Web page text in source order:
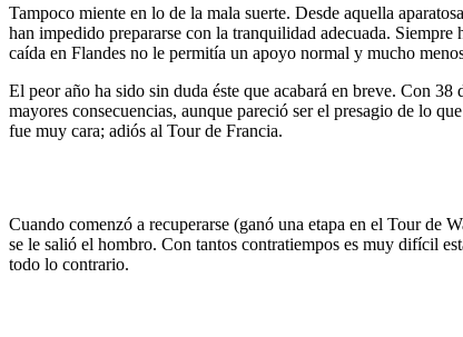
Tampoco miente en lo de la mala suerte. Desde aquella
han impedido prepararse con la tranquilidad adecuada.
caída en Flandes no le permitía un apoyo normal y mucho
El peor año ha sido sin duda éste que acabará en breve. Con
mayores consecuencias, aunque pareció ser el presagio de lo
fue muy cara; adiós al Tour de Francia.
Cuando comenzó a recuperarse (ganó una etapa en el Tour de
se le salió el hombro. Con tantos contratiempos es muy difícil
todo lo contrario.